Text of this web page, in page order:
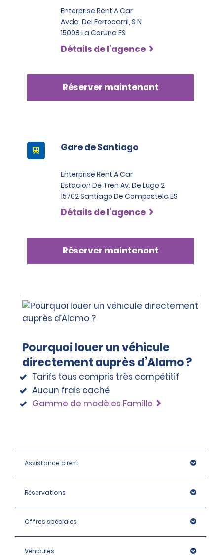
les billets d’avion ou de train, les cartes
d’embarquement, les réservations d’hôtel ou les bons
d’hébergement, etc.
Pour louer une voiture, un SUV ou utilitaire de catégorie
les gares, les locataires doivent être en mesure de
fournir (4) des coordonnées vérifiées
Les clients dont les documents sont émis dans deux
pays différents ou plus doivent fournir un justificatif de
domicile ou de résidence supplémentaire (facture de
téléphone, de gaz ou d’électricité par exemple) datant
de moins de 90 jours.
Notez que nous nous réservons le droit de demander
un justificatif d’identité supplémentaire et/ou
d’identité auprès d’un organisme externe.
Enterprise Rent A Car
Avda. Del Ferrocarril, S N
15008 La Coruna ES
Détails de l’agence
Réserver maintenant
Gare de Santiago
Enterprise Rent A Car
Estacion De Tren Av. De Lugo 2
15702 Santiago De Compostela ES
Détails de l’agence
Réserver maintenant
Pourquoi louer un véhicule
directement auprès d’Alamo ?
Tarifs tous compris très compétitif
Aucun frais caché
Gamme de modèles Famille
Assistance client
Réservations
Offres spéciales
Véhicules